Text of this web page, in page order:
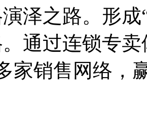
泽之路。形
通过连锁专
家销售网络，